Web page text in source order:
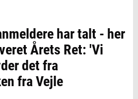
har talt - her
Årets Ret: 'Vi
det fra
fra Vejle